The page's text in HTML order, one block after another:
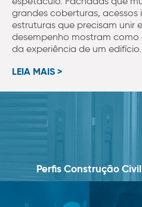
grandes coberturas,
estruturas que precisam unir
desempenho mostram
da experiência de um
LEIA MAIS >
Perfis Construção Civil